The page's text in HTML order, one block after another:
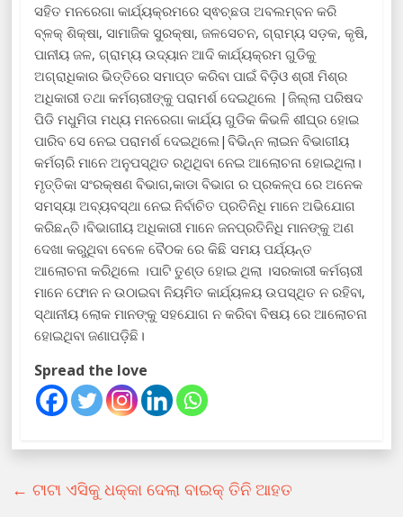
ସହିତ ମନରେଗା କାର୍ଯ୍ୟକ୍ରମରେ ସ୍ଵଚ୍ଛତା ଅବଲମ୍ବନ କରି
ବ୍ଳକ୍ ଶିକ୍ଷା, ସାମାଜିକ ସୁରକ୍ଷା, ଜଳସେଚନ, ଗ୍ରାମ୍ୟ ସଡ଼କ, କୃଷି,
ପାନୀୟ ଜଳ, ଗ୍ରାମ୍ୟ ଉଦ୍ୟାନ ଆଦି କାର୍ଯ୍ୟକ୍ରମ ଗୁଡିକୁ
ଅଗ୍ରାଧିକାର ଭିତ୍ତିରେ ସମାପ୍ତ କରିବା ପାଇଁ ବିଡ଼ିଓ ଶ୍ରୀ ମିଶ୍ର
ଅଧିକାରୀ ତଥା କର୍ମଚାରୀଙ୍କୁ ପରାମର୍ଶ ଦେଇଥିଲେ |ଜିଲ୍ଲା ପରିଷଦ
ପିଡି ମଧୁମିତା ମଧ୍ୟ ମନରେଗା କାର୍ଯ୍ୟ ଗୁଡିକ କିଭଳି ଶୀଘ୍ର ହୋଇ
ପାରିବ ସେ ନେଇ ପରାମର୍ଶ ଦେଇଥିଲେ|ବିଭିନ୍ନ ଲାଇନ ବିଭାଗୀୟ
କର୍ମଚାରି ମାନେ ଅନୁପସ୍ଥିତ ରଥିଥିବା ନେଇ ଆଲୋଚନା ହୋଇଥିଲା।
ମୃତ୍ତିକା ସଂରକ୍ଷଣ ବିଭାଗ,କାଡା ବିଭାଗ ର ପ୍ରକଳ୍ପ ରେ ଅନେକ
ସମସ୍ୟା ଅବ୍ୟବସ୍ଥା ନେଇ ନିର୍ବାଚିତ ପ୍ରତିନିଧି ମାନେ ଅଭିଯୋଗ
କରିଛନ୍ତି।ବିଭାଗୀୟ ଅଧିକାରୀ ମାନେ ଜନପ୍ରତିନିଧି ମାନଙ୍କୁ ଅଣ
ଦେଖା କରୁଥିବା ବେଳେ ବୈଠକ ରେ କିଛି ସମୟ ପର୍ଯ୍ୟନ୍ତ
ଆଲୋଚନା କରିଥିଲେ ।ପାଟି ତୁଣ୍ଡ ହୋଇ ଥିଲା ।ସରକାରୀ କର୍ମଚାରୀ
ମାନେ ଫୋନ ନ ଉଠାଇବା ନିୟମିତ କାର୍ଯ୍ୟଳୟ ଉପସ୍ଥିତ ନ ରହିବା,
ସ୍ଥାନୀୟ ଲୋକ ମାନଙ୍କୁ ସହଯୋଗ ନ କରିବା ବିଷୟ ରେ ଆଲୋଚନା
ହୋଇଥିବା ଜଣାପଡ଼ିଛି।
Spread the love
← ଟାଟା ଏସିକୁ ଧକ୍କା ଦେଲା ବାଇକ୍ ତିନି ଆହତ